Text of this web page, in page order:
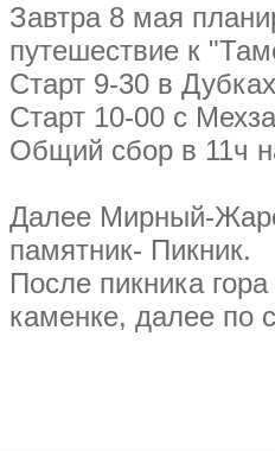
Завтра 8 мая
путешествие к
Старт 9-30 в Дубках
Старт 10-00 с
Общий сбор в 11ч
Далее Мирный-
памятник- Пикник.
После пикника
каменке, далее по